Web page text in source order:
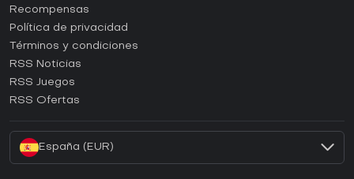
¿Cómo activar una CD Key de Steam?
¿Cómo activar una CD Key de Epic Games?
¿Cómo activar una CD Key de GOG?
¿Cómo activar una CD Key de Ubisoft Connect?
Recompensas
Política de privacidad
Términos y condiciones
RSS Noticias
RSS Juegos
RSS Ofertas
España (EUR)